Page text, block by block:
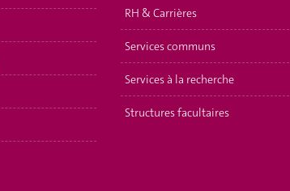
RH & Carrières
Services communs
Services à la recherche
Structures facultaires